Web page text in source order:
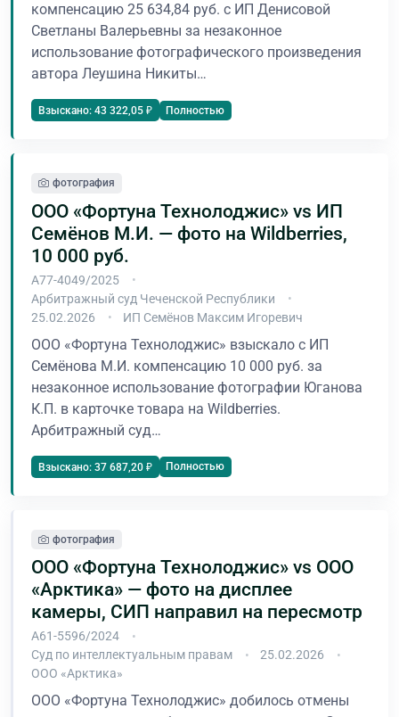
компенсацию 25 634,84 руб. с ИП Денисовой
Светланы Валерьевны за незаконное
использование фотографического произведения
автора Леушина Никиты…
Взыскано: 43 322,05 ₽ Полностью
фотография
ООО «Фортуна Технолоджис» vs ИП
Семёнов М.И. — фото на Wildberries,
10 000 руб.
А77-4049/2025
Арбитражный суд Чеченской Республики
25.02.2026
ИП Семёнов Максим Игоревич
ООО «Фортуна Технолоджис» взыскало с ИП
Семёнова М.И. компенсацию 10 000 руб. за
незаконное использование фотографии Юганова
К.П. в карточке товара на Wildberries.
Арбитражный суд…
Взыскано: 37 687,20 ₽ Полностью
фотография
ООО «Фортуна Технолоджис» vs ООО
«Арктика» — фото на дисплее
камеры, СИП направил на пересмотр
А61-5596/2024
Суд по интеллектуальным правам
25.02.2026
ООО «Арктика»
ООО «Фортуна Технолоджис» добилось отмены